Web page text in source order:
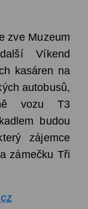
zve Muzeum
Víkend
kasáren na
autobusů,
vozu T3
budou
zájemce
zámečku Tři